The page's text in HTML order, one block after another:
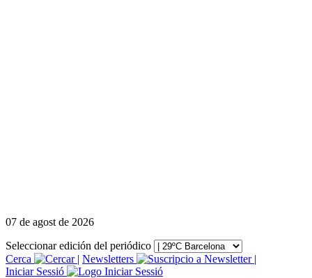
07 de agost de 2026
Seleccionar edición del periódico
Cerca
| Newsletters
|
Iniciar Sessió